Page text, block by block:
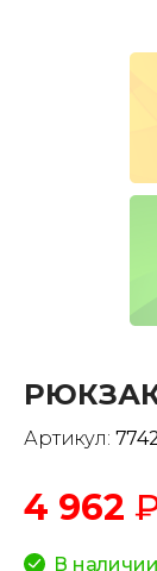
РЮКЗАК
Артикул: 7742
4 962
В наличии